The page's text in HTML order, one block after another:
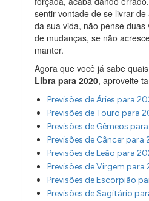
sentir vontade de se livrar
da sua vida, não pense duas
de mudanças, se não
manter.
Agora que você já sabe
Libra para 2020, aproveite
Previsões de Áries para
Previsões de Touro para
Previsões de Gêmeos
Previsões de Câncer para
Previsões de Leão para
Previsões de Virgem para
Previsões de Escorpião
Previsões de Sagitário